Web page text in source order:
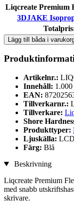
Liqcreate Premium
3DJAKE
Lägg till båda i
Artikelnr.:
Innehåll: 1.000
EAN:
Tillverkarnr.:
Tillverkare:
Shore
Produkttyper:
Ljuskälla:
Färg: Blå
Beskrivning
Liqcreate Premium
med snabb
skrivare.